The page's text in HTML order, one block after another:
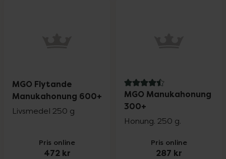
MGO Flytande
Manukahonung 600+
Livsmedel 250 g
Pris online
472 kr
4.5 av 5 i omdöme
MGO Manukahonung
300+
Honung. 250 g.
Pris online
287 kr